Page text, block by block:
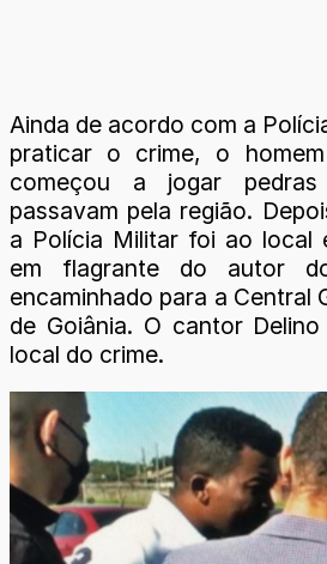
Ainda de acordo com a
praticar o crime, o
começou a jogar
passavam pela região.
a Polícia Militar foi ao local
em flagrante do autor
encaminhado para a Central
de Goiânia. O cantor
local do crime.